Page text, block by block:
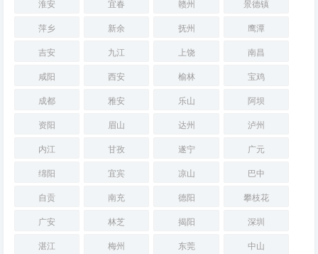
淮安
宜春 赣州
景德镇
萍乡
新余 抚州
鹰潭
吉安
九江 上饶
南昌
咸阳
西安 榆林
宝鸡
成都
雅安 乐山
阿坝
资阳
眉山 达州
泸州
内江
甘孜 遂宁
广元
绵阳
宜宾 凉山
巴中
自贡
南充 德阳
攀枝花
广安
林芝 揭阳
深圳
湛江
梅州 东莞
中山